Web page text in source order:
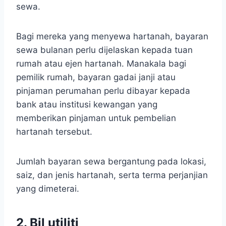
sewa.
Bagi mereka yang menyewa hartanah, bayaran
sewa bulanan perlu dijelaskan kepada tuan
rumah atau ejen hartanah. Manakala bagi
pemilik rumah, bayaran gadai janji atau
pinjaman perumahan perlu dibayar kepada
bank atau institusi kewangan yang
memberikan pinjaman untuk pembelian
hartanah tersebut.
Jumlah bayaran sewa bergantung pada lokasi,
saiz, dan jenis hartanah, serta terma perjanjian
yang dimeterai.
2. Bil utiliti